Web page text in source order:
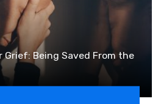
Being Saved From the